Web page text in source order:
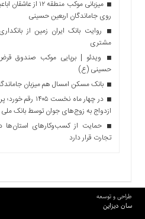
میزبانی موکب منطقه
روی جاماندگان اربعین حسینی
روایت بانک ایران زمین از
مشتری
ویدئو | برپایی موکب صندوق
حسینی (ع)
بانک مسکن امسال هم میزبان
ازدواج به زوج‌های جوان توسط بانک ملی
حمایت از کسب‌وکارهای استان‌ها
تجارت قرار دارد
طراحی و توسعه
سان دیزاین